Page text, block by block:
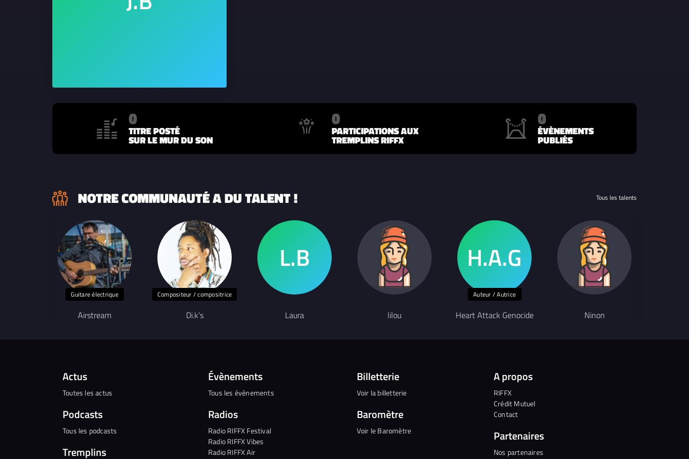
0
TITRE POSTÉ
SUR LE MUR DU SON
0
PARTICIPATIONS AUX
TREMPLINS RIFFX
0
ÉVÈNEMENTS
PUBLIÉS
NOTRE COMMUNAUTÉ A DU TALENT ! Tous les talents
Guitare électrique
Airstream
Compositeur / compositrice
Di.k’s Laura lilou
Auteur / Autrice
Heart Attack Genocide Ninon
Actus
Toutes les actus
Podcasts
Tous les podcasts
Tremplins
Évènements
Tous les évènements
Radios
Radio RIFFX Festival
Radio RIFFX Vibes
Radio RIFFX Air
Billetterie
Voir la billetterie
Baromètre
Voir le Baromètre
A propos
RIFFX
Crédit Mutuel
Contact
Partenaires
Nos partenaires